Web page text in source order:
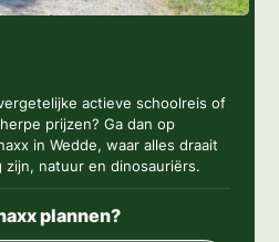
actieve schoolreis of
prijzen? Ga dan op
in Wedde, waar alles draait
natuur en dinosauriërs.
plannen?